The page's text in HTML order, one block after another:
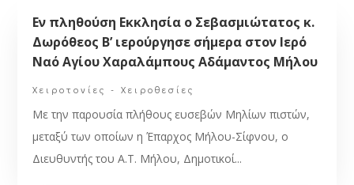
Εν πληθούση Εκκλησία ο Σεβασμιώτατος κ.
Δωρόθεος Β’ ιερούργησε σήμερα στον Ιερό
Ναό Αγίου Χαραλάμπους Αδάμαντος Μήλου
Χειροτονίες - Χειροθεσίες
Με την παρουσία πλήθους ευσεβών Μηλίων πιστών,
μεταξύ των οποίων η Έπαρχος Μήλου-Σίφνου, ο
Διευθυντής του Α.Τ. Μήλου, Δημοτικοί...